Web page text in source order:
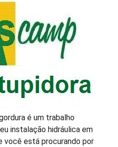
é um trabalho
instalação hidráulica em
você está procurando por